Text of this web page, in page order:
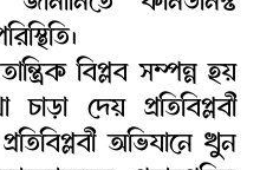
বিপ্লব সম্পন্ন হয়
দেয় প্রতিবিপ্লবী
অভিযানে খুন